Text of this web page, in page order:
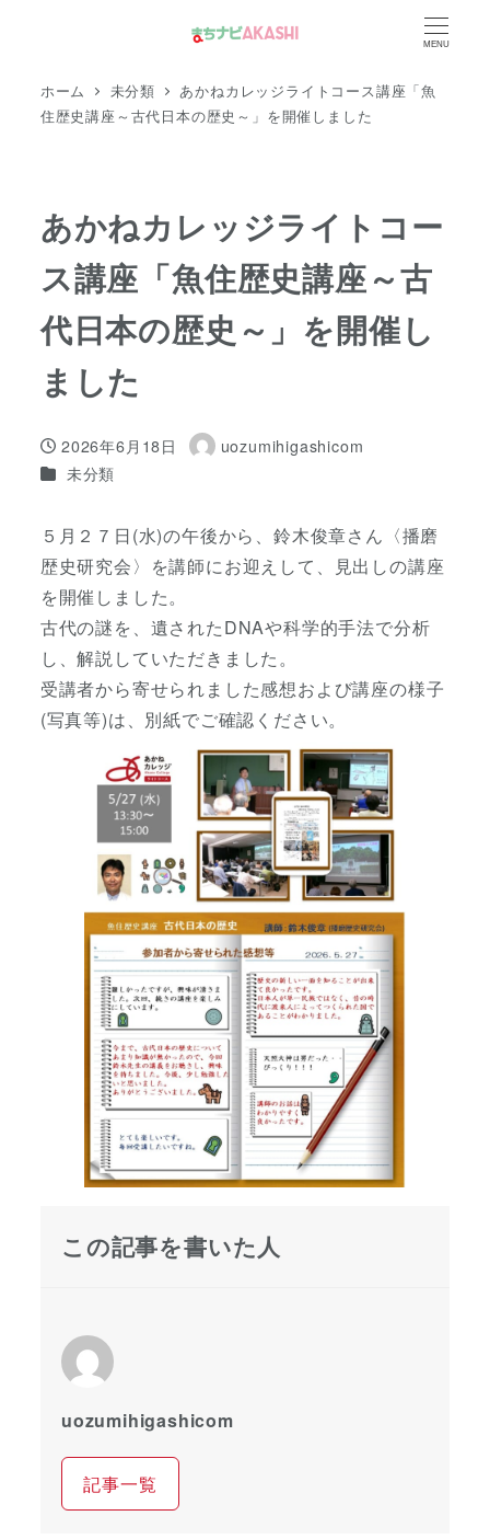
MENU
ホーム 未分類
あかねカレッジライトコース講座「魚
住歴史講座～古代日本の歴史～」を開催しました
あかねカレッジライトコー
ス講座「魚住歴史講座～古
代日本の歴史～」を開催し
ました
投稿日
2026年6月18日
著
uozumihigashicom
カテゴリー
未分類
５月２７日(水)の午後から、鈴木俊章さん〈播磨
歴史研究会〉を講師にお迎えして、見出しの講座
を開催しました。
古代の謎を、遺されたDNAや科学的手法で分析
し、解説していただきました。
受講者から寄せられました感想および講座の様子
(写真等)は、別紙でご確認ください。
この記事を書いた人
uozumihigashicom
記事一覧